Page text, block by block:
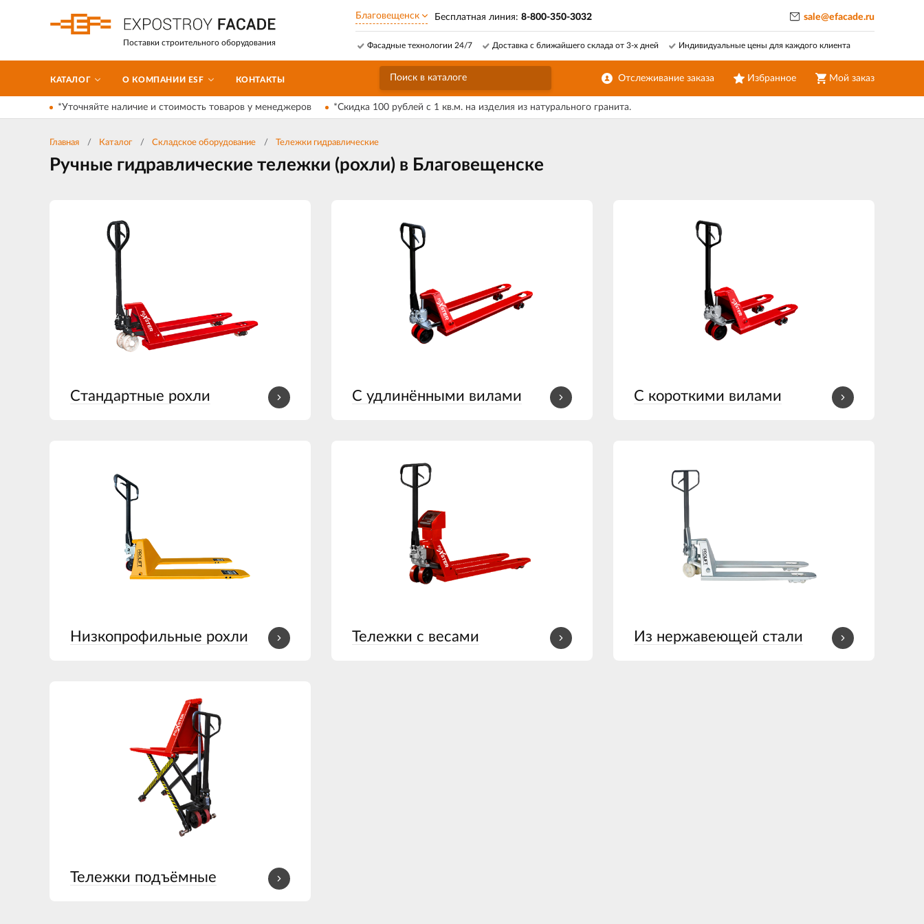
Поставки строительного оборудования
Благовещенск Бесплатная линия: 8-800-350-3032
Отслеживание заказа Избранное Мой заказ
Фасадные технологии 24/7 Доставка с ближайшего склада от 3-х дней Индивидуальные цены для каждого клиента
КАТАЛОГ О КОМПАНИИ ESF КОНТАКТЫ
sale@efacade.ru
*Уточняйте наличие и стоимость товаров у менеджеров *Скидка 100 рублей с 1 кв.м. на изделия из натурального гранита.
Главная Каталог Складское оборудование Тележки гидравлические
Ручные гидравлические тележки (рохли) в Благовещенске
Стандартные рохли С удлинёнными вилами С короткими вилами
Низкопрофильные рохли Тележки с весами Из нержавеющей стали
Тележки подъёмные